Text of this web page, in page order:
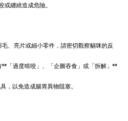
天蓼+纈草根 三效貓草
NT$ 300 TWD
或纏繞造成危險。
、亮片或細小零件，請密切觀察貓咪的反
「過度啃咬」、「企圖吞食」或「拆解」**
，以免造成腸胃異物阻塞。